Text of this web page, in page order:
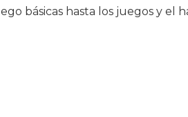
básicas hasta los juegos y